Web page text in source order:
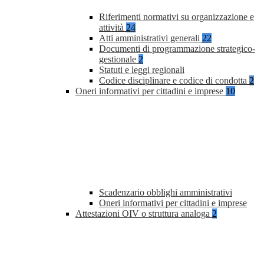
Riferimenti normativi su organizzazione e
attività 24
Atti amministrativi generali 22
Documenti di programmazione strategico-
gestionale 2
Statuti e leggi regionali
Codice disciplinare e codice di condotta 2
Oneri informativi per cittadini e imprese 10
Scadenzario obblighi amministrativi
Oneri informativi per cittadini e imprese
Attestazioni OIV o struttura analoga 2